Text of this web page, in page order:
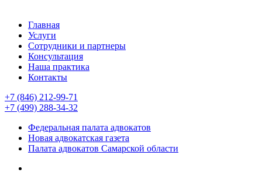
Главная
Услуги
Сотрудники и партнеры
Консультация
Наша практика
Контакты
+7 (846) 212-99-71
+7 (499) 288-34-32
Федеральная палата адвокатов
Новая адвокатская газета
Палата адвокатов Самарской области